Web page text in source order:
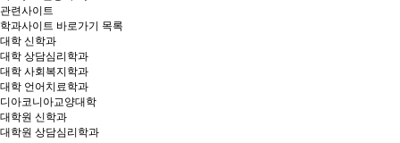
관련사이트
학과사이트 바로가기 목록
대학 신학과
대학 상담심리학과
대학 사회복지학과
대학 언어치료학과
디아코니아교양대학
대학원 신학과
대학원 상담심리학과